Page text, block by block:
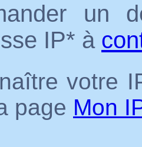
un
IP* à
votre
page Mon